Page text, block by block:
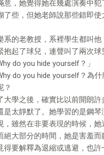
意，她覺得她在幾處演奏中
了些，但她老師說那些錯即使
系的老教授，系裡學生都叫他
抱起了球兒，連聲叫了兩次
do you hide yourself？」
do you hide yourself？為
？
大學之後，確實比以前開朗許
是太靜默了。她學習的是鋼琴
，雖然在非要表現的時候，她
絕大部分的時間，她是害羞而
得要解釋為退縮或逃避，也許